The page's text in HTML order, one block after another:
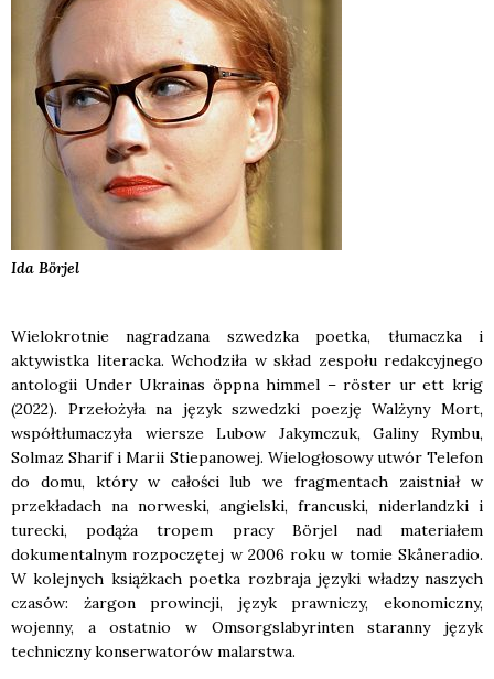
Ida Börjel
Wielokrotnie nagradzana szwedzka poetka, tłumaczka i
aktywistka literacka. Wchodziła w skład zespołu redakcyjnego
antologii Under Ukrainas öppna himmel – röster ur ett krig
(2022). Przełożyła na język szwedzki poezję Walżyny Mort,
współtłumaczyła wiersze Lubow Jakymczuk, Galiny Rymbu,
Solmaz Sharif i Marii Stiepanowej. Wielogłosowy utwór Telefon
do domu, który w całości lub we fragmentach zaistniał w
przekładach na norweski, angielski, francuski, niderlandzki i
turecki, podąża tropem pracy Börjel nad materiałem
dokumentalnym rozpoczętej w 2006 roku w tomie Skåneradio.
W kolejnych książkach poetka rozbraja języki władzy naszych
czasów: żargon prowincji, język prawniczy, ekonomiczny,
wojenny, a ostatnio w Omsorgslabyrintenstaranny język
techniczny konserwatorów malarstwa.